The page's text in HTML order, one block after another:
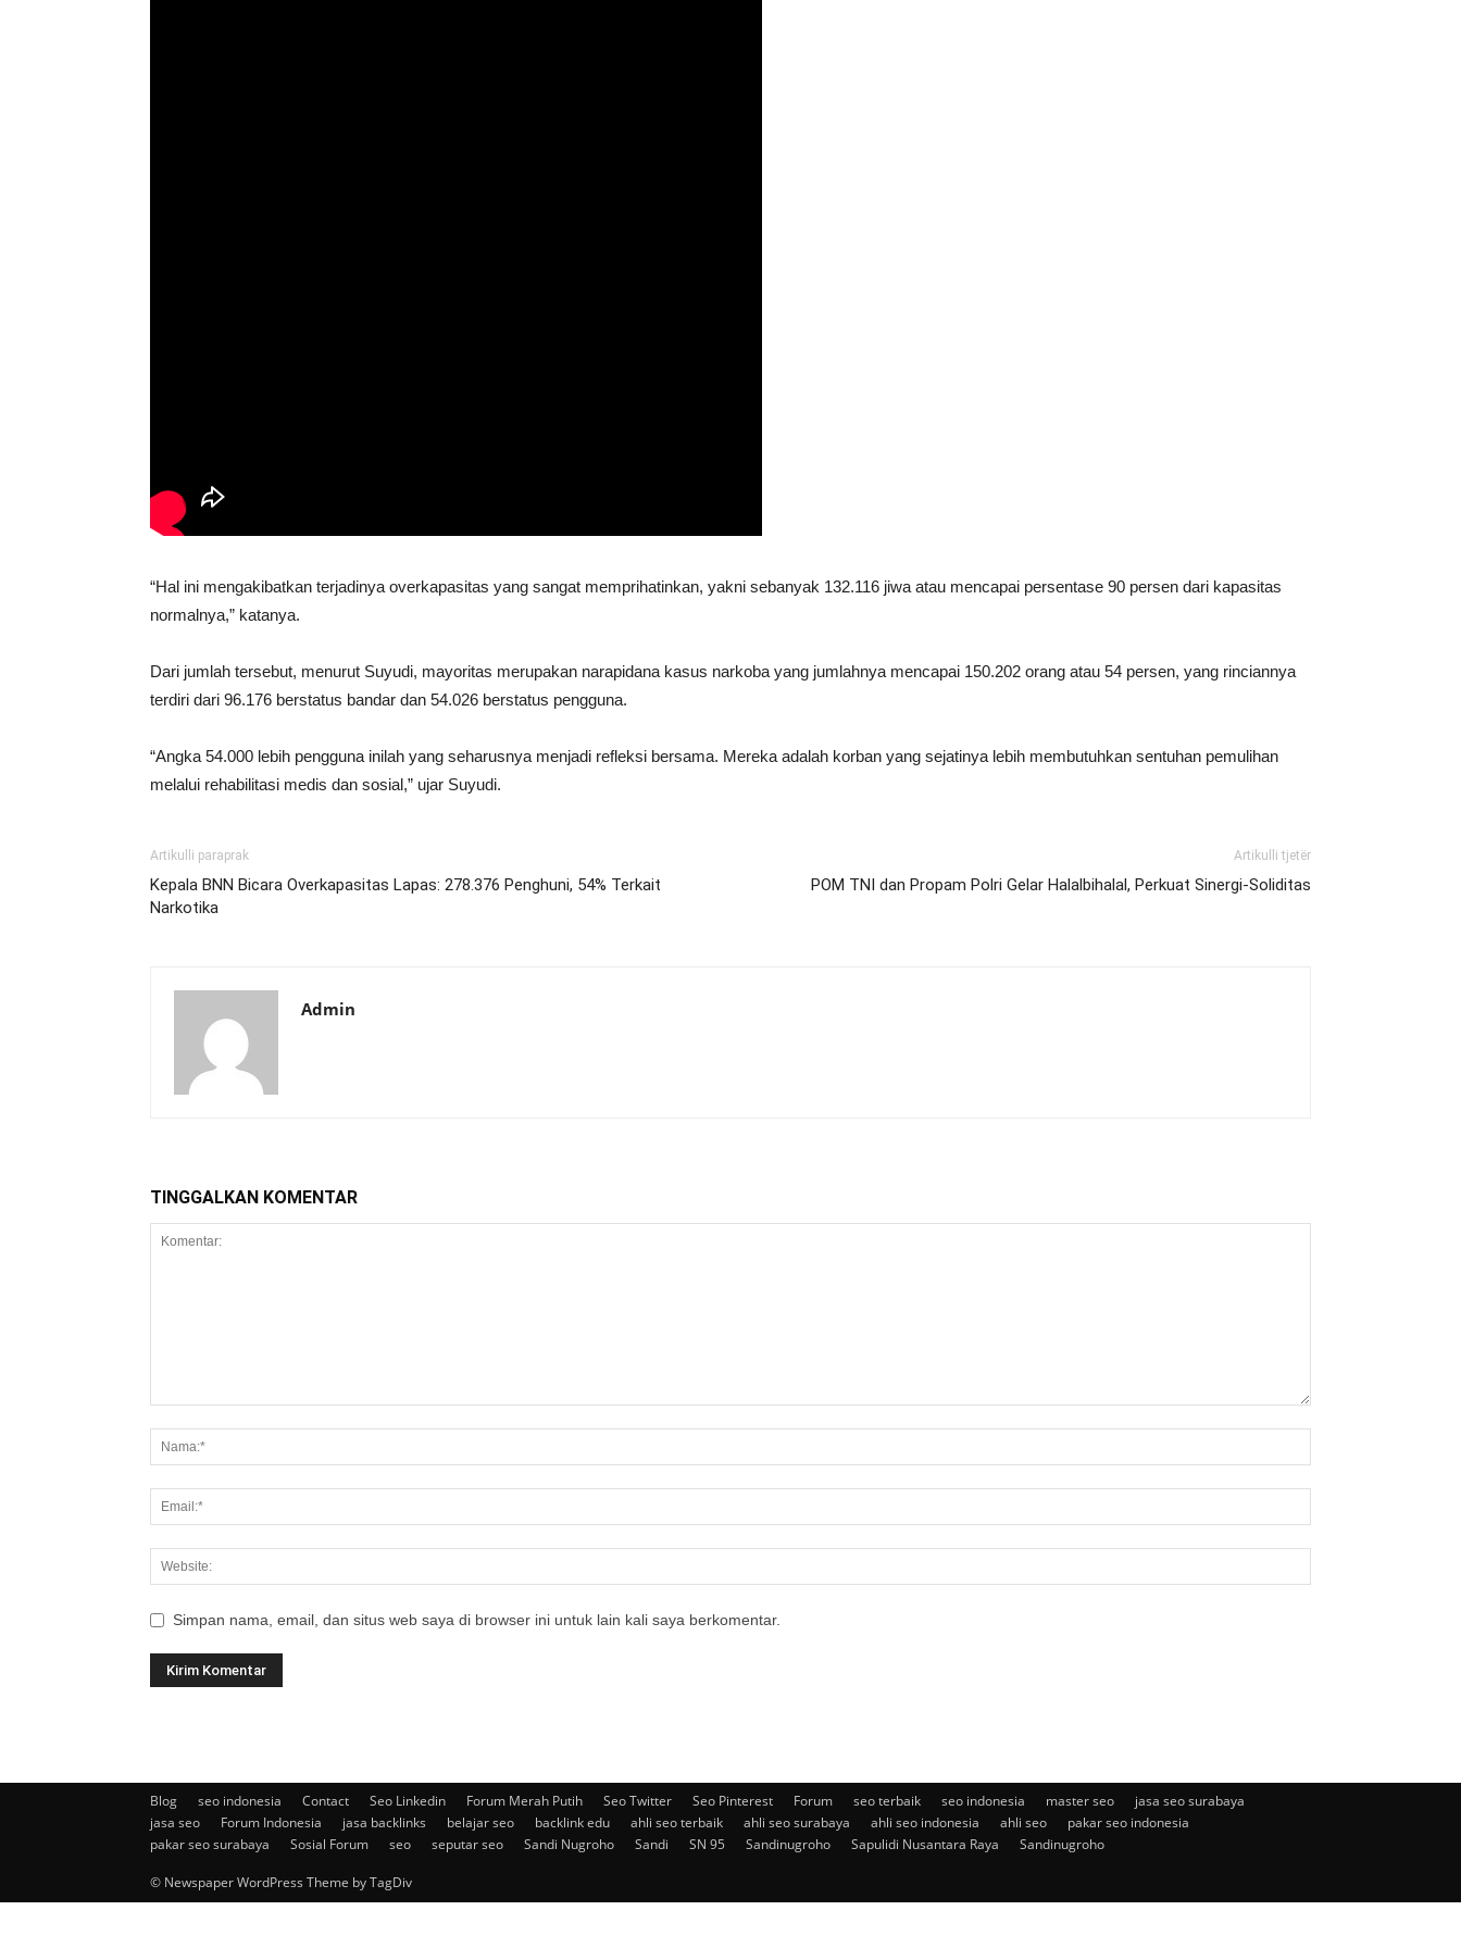
“Hal ini mengakibatkan terjadinya overkapasitas yang sangat memprihatinkan, yakni sebanyak 132.116 jiwa atau mencapai persentase 90 persen dari kapasitas
normalnya,” katanya.
Dari jumlah tersebut, menurut Suyudi, mayoritas merupakan narapidana kasus narkoba yang jumlahnya mencapai 150.202 orang atau 54 persen, yang rinciannya
terdiri dari 96.176 berstatus bandar dan 54.026 berstatus pengguna.
“Angka 54.000 lebih pengguna inilah yang seharusnya menjadi refleksi bersama. Mereka adalah korban yang sejatinya lebih membutuhkan sentuhan pemulihan
melalui rehabilitasi medis dan sosial,” ujar Suyudi.
Artikulli paraprak
Kepala BNN Bicara Overkapasitas Lapas: 278.376 Penghuni, 54% Terkait
Narkotika
Artikulli tjetër
POM TNI dan Propam Polri Gelar Halalbihalal, Perkuat Sinergi-Soliditas
Admin
TINGGALKAN KOMENTAR
Simpan nama, email, dan situs web saya di browser ini untuk lain kali saya berkomentar.
Blog seo indonesia Contact Seo Linkedin Forum Merah Putih Seo Twitter Seo Pinterest Forum seo terbaik seo indonesia master seo
jasa seo surabaya
jasa seo
Forum Indonesia jasa backlinks belajar seo backlink edu ahli seo terbaik ahli seo surabaya ahli seo indonesia ahli seo
pakar seo indonesia
pakar seo surabaya
Sosial Forum seo seputar seo Sandi Nugroho Sandi SN 95 Sandinugroho Sapulidi Nusantara Raya Sandinugroho
© Newspaper WordPress Theme by TagDiv